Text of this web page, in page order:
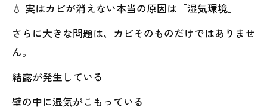
💧 実はカビが消えない本当の原因は「湿気環境」
さらに大きな問題は、カビそのものだけではありませ
ん。
結露が発生している
壁の中に湿気がこもっている